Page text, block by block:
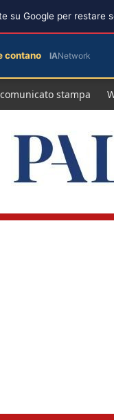
stampa
su Google per restare
contano IANetwork